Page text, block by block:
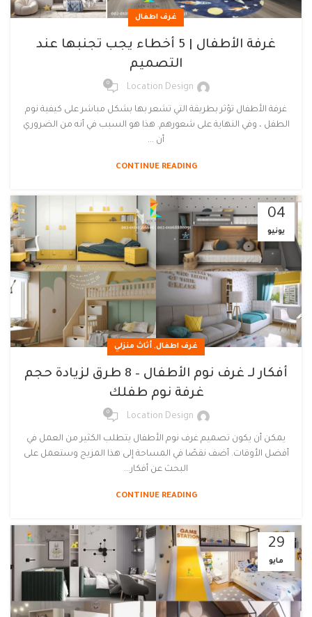
غرف اطفال
غرفة الأطفال | 5 أخطاء يجب تجنبها عند
التصميم
Location Design
0
غرفة الأطفال تؤثر بطريقة التي تشعر بها بشكل مباشر على كيفية نوم
الطفل ، وفي النهاية على شعورهم. هذا هو السبب في أنه من الضروري
أن ...
CONTINUE READING
04
يونيو
غرف اطفال, أثاث منزلي
أفكار لـ غرف نوم الأطفال – 8 طرق لزيادة حجم
غرفة نوم طفلك
Location Design
0
يمكن أن يكون تصميم غرف نوم الأطفال يتطلب الكثير من العمل في
أفضل الأوقات. أضف نقصًا في المساحة إلى هذا المزيج وستعمل على
البحث عن أفكار...
CONTINUE READING
29
مايو